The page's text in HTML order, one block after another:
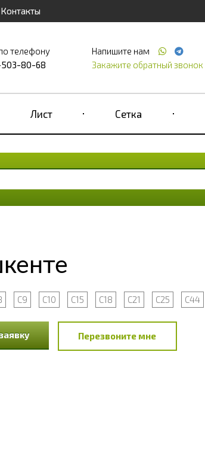
Контакты
телефону
80-68
Напишите нам
Закажите обратный звонок
Лист Сетка
С9 С10 С15 С18 С21 С25 С44
Перезвоните мне